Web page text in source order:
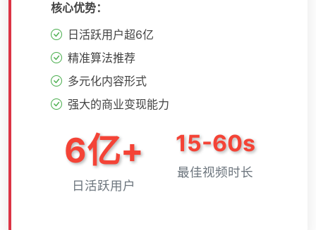
核心优势：
日活跃用户超6亿
精准算法推荐
多元化内容形式
强大的商业变现能力
6亿+
日活跃用户
15-60s
最佳视频时长